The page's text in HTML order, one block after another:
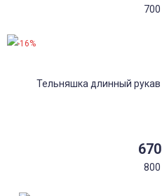
700
670
800
-16%